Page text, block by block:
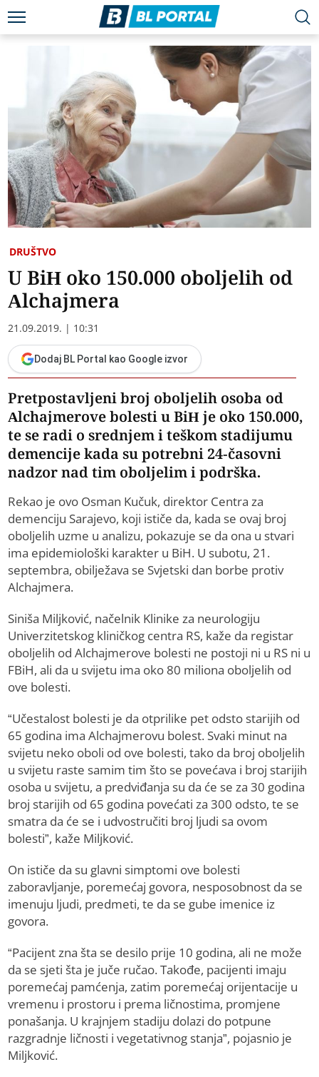
DRUŠTVO
U BiH oko 150.000 oboljelih od
Alchajmera
21.09.2019. | 10:31
Dodaj BL Portal kao Google izvor
Pretpostavljeni broj oboljelih osoba od
Alchajmerove bolesti u BiH je oko 150.000,
te se radi o srednjem i teškom stadijumu
demencije kada su potrebni 24-časovni
nadzor nad tim oboljelim i podrška.
Rekao je ovo Osman Kučuk, direktor Centra za
demenciju Sarajevo, koji ističe da, kada se ovaj broj
oboljelih uzme u analizu, pokazuje se da ona u stvari
ima epidemiološki karakter u BiH. U subotu, 21.
septembra, obilježava se Svjetski dan borbe protiv
Alchajmera.
Siniša Miljković, načelnik Klinike za neurologiju
Univerzitetskog kliničkog centra RS, kaže da registar
oboljelih od Alchajmerove bolesti ne postoji ni u RS ni u
FBiH, ali da u svijetu ima oko 80 miliona oboljelih od
ove bolesti.
“Učestalost bolesti je da otprilike pet odsto starijih od
65 godina ima Alchajmerovu bolest. Svaki minut na
svijetu neko oboli od ove bolesti, tako da broj oboljelih
u svijetu raste samim tim što se povećava i broj starijih
osoba u svijetu, a predviđanja su da će se za 30 godina
broj starijih od 65 godina povećati za 300 odsto, te se
smatra da će se i udvostručiti broj ljudi sa ovom
bolesti”, kaže Miljković.
On ističe da su glavni simptomi ove bolesti
zaboravljanje, poremećaj govora, nesposobnost da se
imenuju ljudi, predmeti, te da se gube imenice iz
govora.
“Pacijent zna šta se desilo prije 10 godina, ali ne može
da se sjeti šta je juče ručao. Takođe, pacijenti imaju
poremećaj pamćenja, zatim poremećaj orijentacije u
vremenu i prostoru i prema ličnostima, promjene
ponašanja. U krajnjem stadiju dolazi do potpune
razgradnje ličnosti i vegetativnog stanja”, pojasnio je
Miljković.